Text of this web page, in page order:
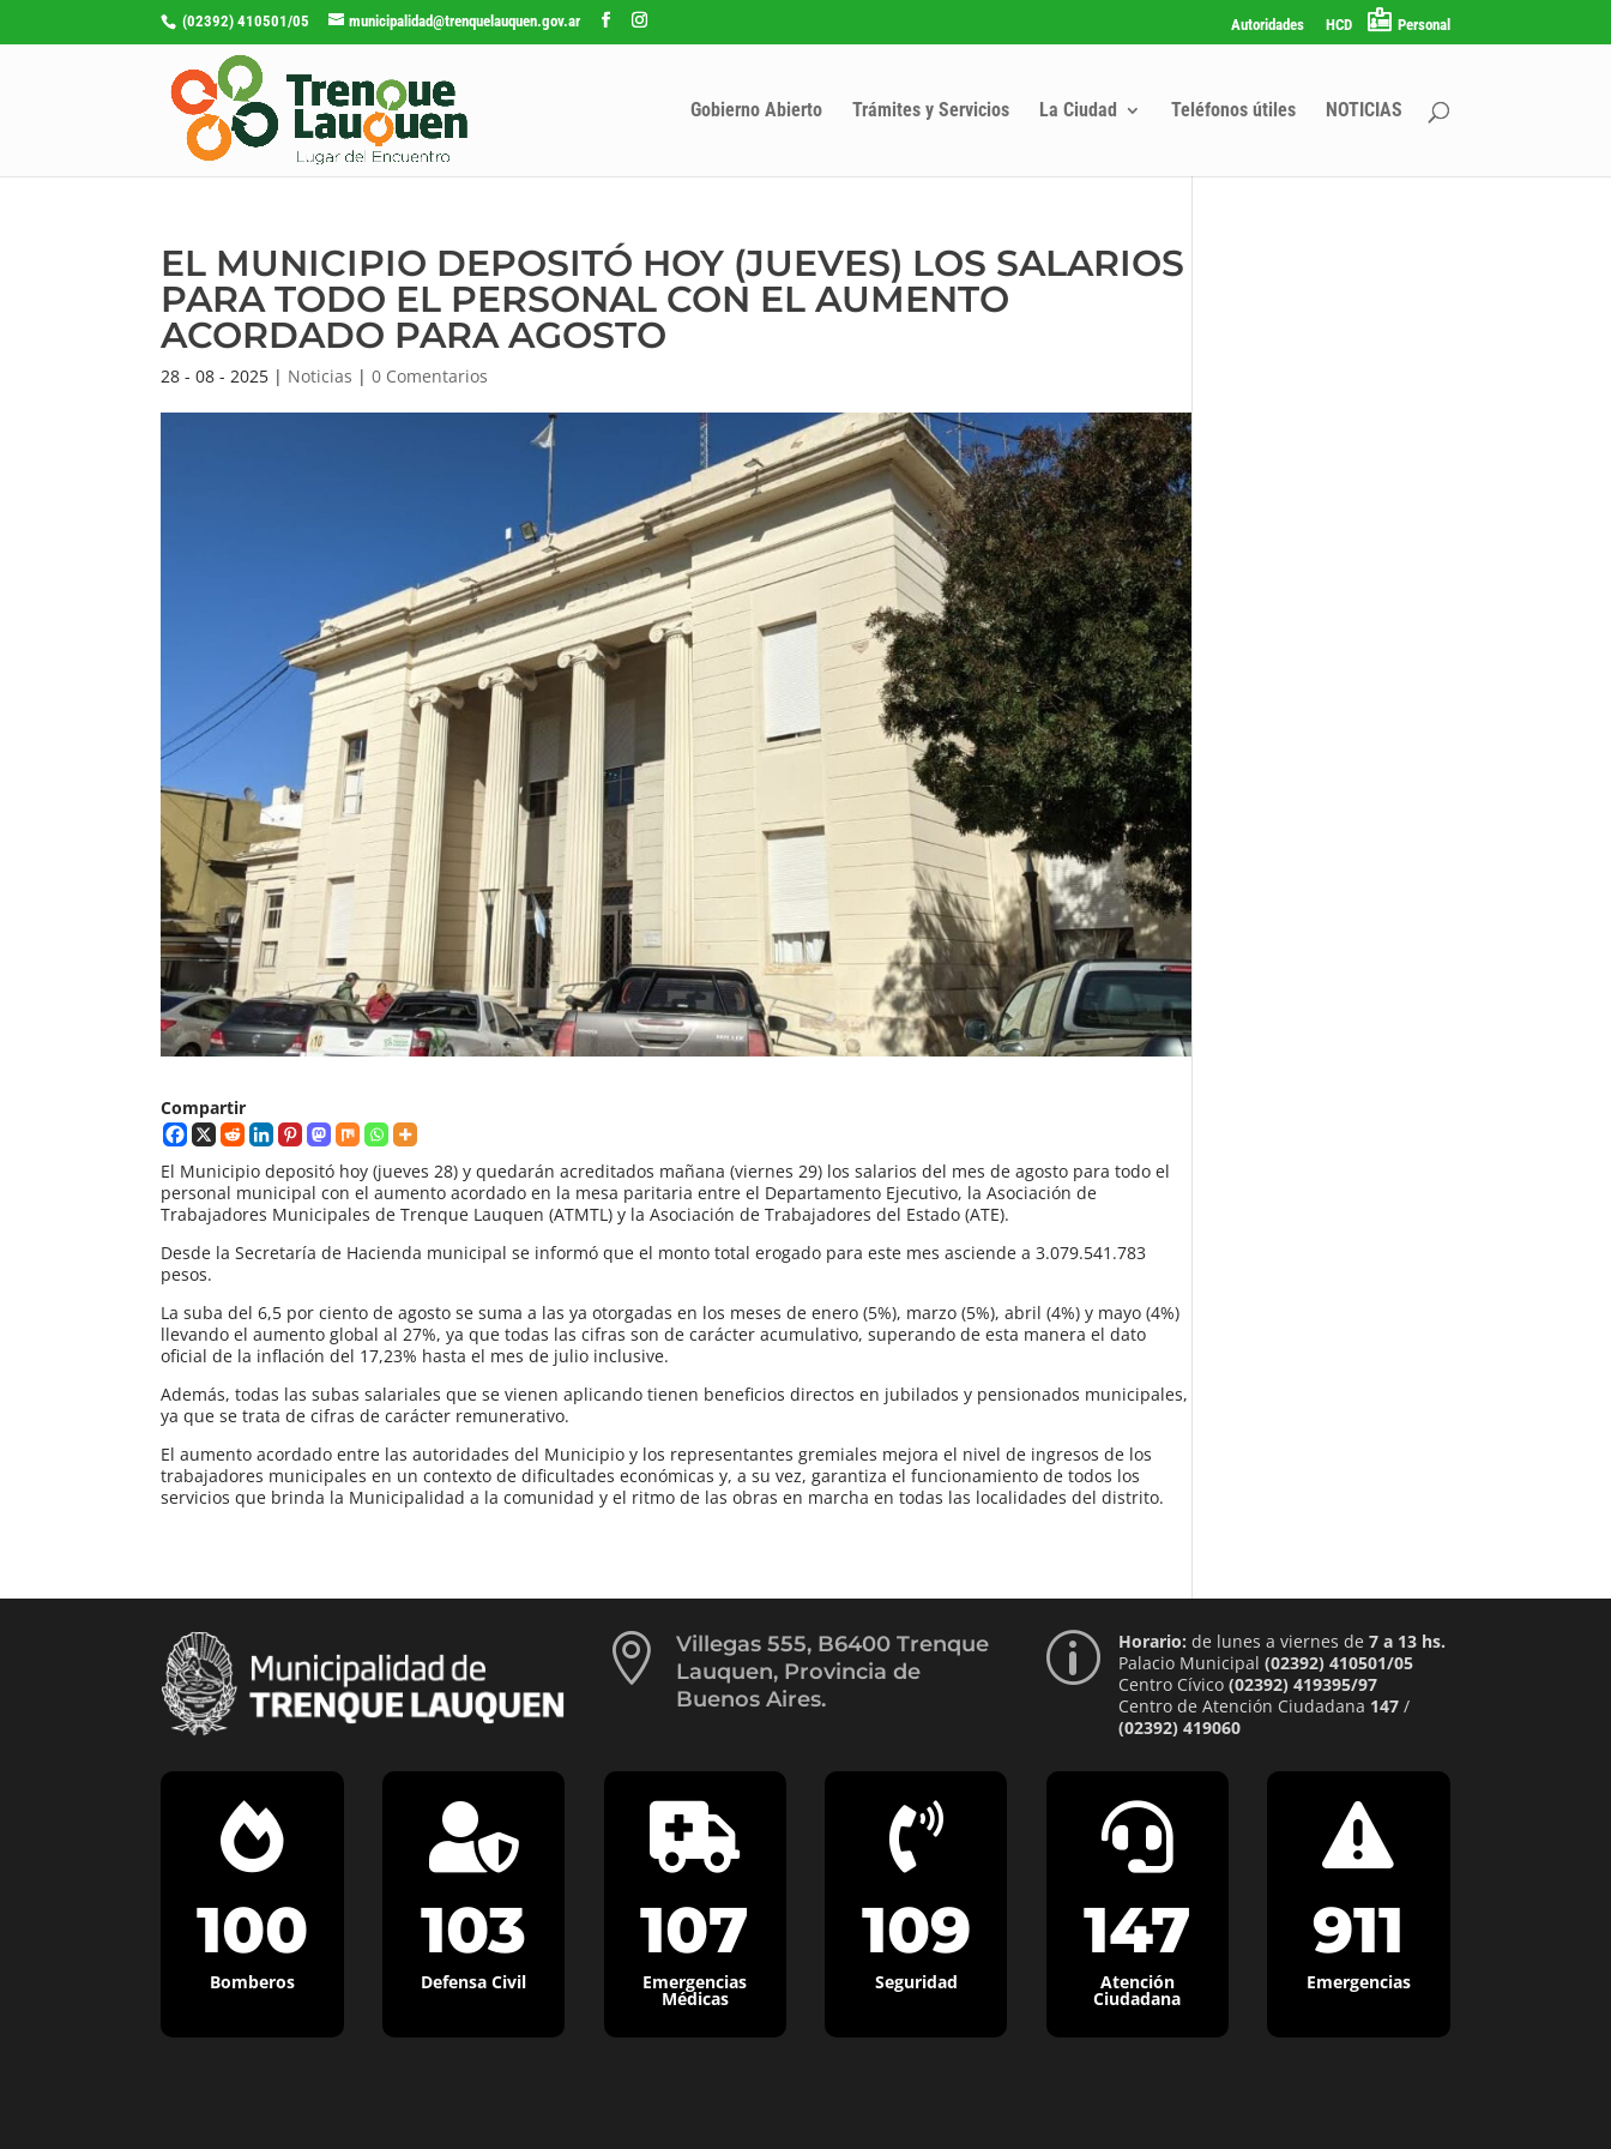
(02392) 410501/05 municipalidad@trenquelauquen.gov.ar Autoridades HCD Personal
Gobierno Abierto Trámites y Servicios La Ciudad Teléfonos útiles NOTICIAS
EL MUNICIPIO DEPOSITÓ HOY (JUEVES) LOS SALARIOS
PARA TODO EL PERSONAL CON EL AUMENTO
ACORDADO PARA AGOSTO
28 - 08 - 2025 | Noticias |0 Comentarios
Compartir
El Municipio depositó hoy (jueves 28) y quedarán acreditados mañana (viernes 29) los salarios del mes de agosto para todo el
personal municipal con el aumento acordado en la mesa paritaria entre el Departamento Ejecutivo, la Asociación de
Trabajadores Municipales de Trenque Lauquen (ATMTL) y la Asociación de Trabajadores del Estado (ATE).
Desde la Secretaría de Hacienda municipal se informó que el monto total erogado para este mes asciende a 3.079.541.783
pesos.
La suba del 6,5 por ciento de agosto se suma a las ya otorgadas en los meses de enero (5%), marzo (5%), abril (4%) y mayo (4%)
llevando el aumento global al 27%, ya que todas las cifras son de carácter acumulativo, superando de esta manera el dato
oficial de la inflación del 17,23% hasta el mes de julio inclusive.
Además, todas las subas salariales que se vienen aplicando tienen beneficios directos en jubilados y pensionados municipales,
ya que se trata de cifras de carácter remunerativo.
El aumento acordado entre las autoridades del Municipio y los representantes gremiales mejora el nivel de ingresos de los
trabajadores municipales en un contexto de dificultades económicas y, a su vez, garantiza el funcionamiento de todos los
servicios que brinda la Municipalidad a la comunidad y el ritmo de las obras en marcha en todas las localidades del distrito.

Villegas 555, B6400 Trenque
Lauquen, Provincia de
Buenos Aires.
p Horario: de lunes a viernes de 7 a 13 hs.
Palacio Municipal (02392) 410501/05
Centro Cívico (02392) 419395/97
Centro de Atención Ciudadana 147/
(02392) 419060

100
Bomberos

103
Defensa Civil

107
Emergencias
Médicas

109
Seguridad

147
Atención
Ciudadana

911
Emergencias